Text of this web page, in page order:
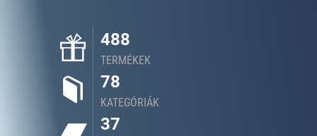
488
TERMÉKEK
78
KATEGÓRIÁK
37